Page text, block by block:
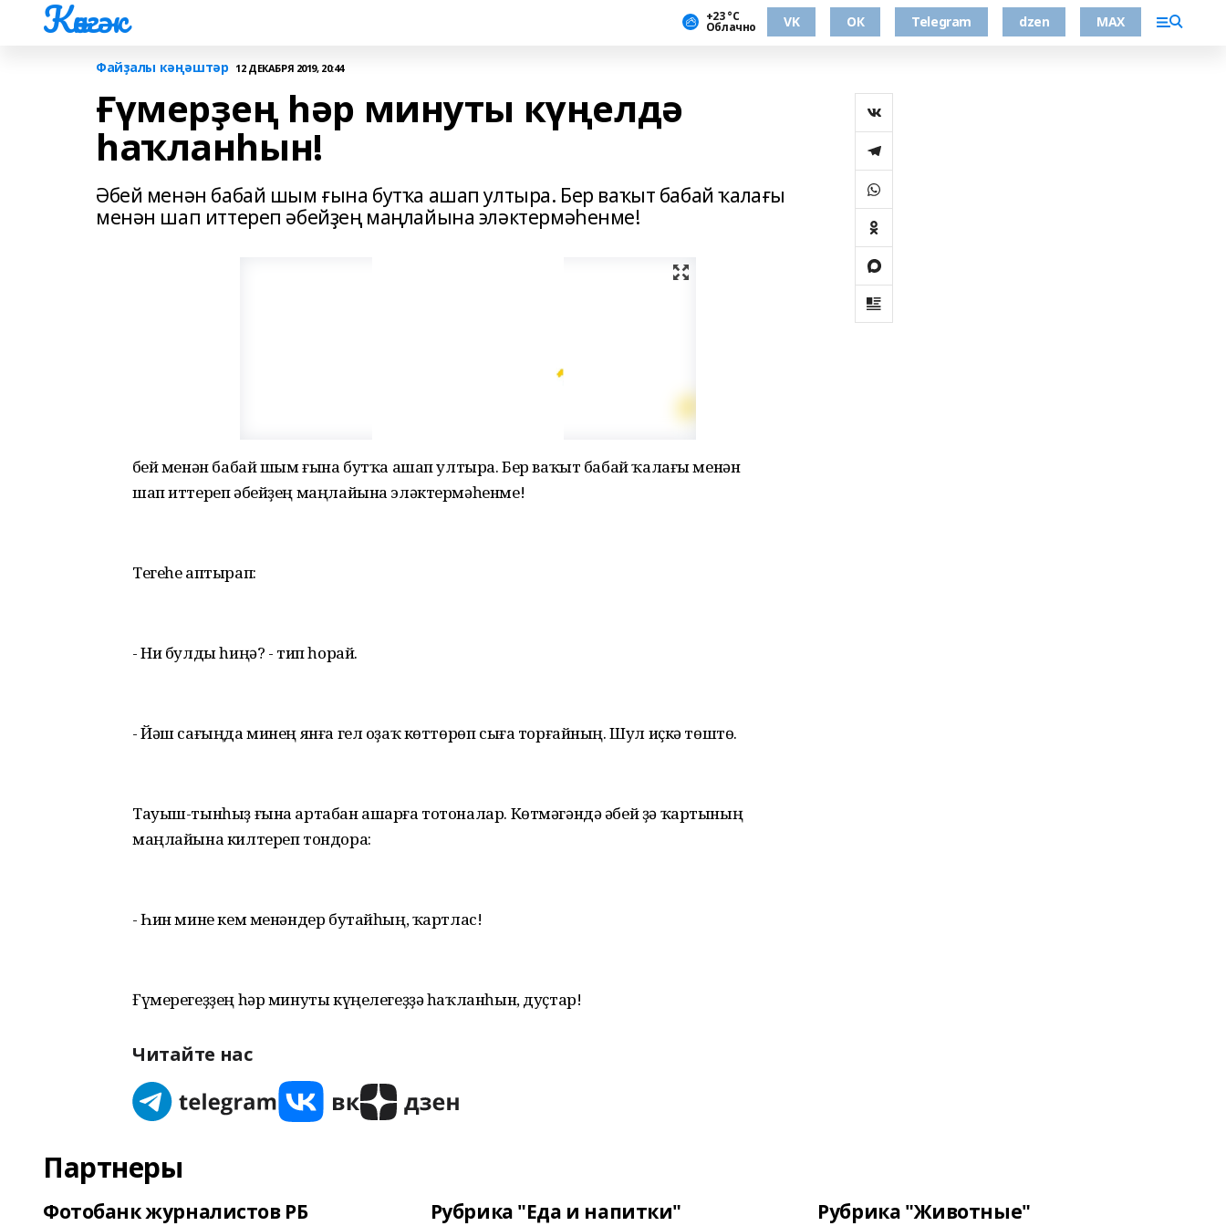
Көнгәк +23 °С
Облачно VK ОК Telegram dzen MAX
Файҙалы кәңәштәр 12 ДЕКАБРЯ 2019, 20:44
Ғүмерҙең һәр минуты күңелдә
һаҡланһын!
Әбей менән бабай шым ғына бутҡа ашап ултыра. Бер ваҡыт бабай ҡалағы
менән шап иттереп әбейҙең маңлайына эләктермәһенме!
Әбей менән бабай шым ғына бутҡа ашап ултыра. Бер ваҡыт бабай ҡалағы менән
шап иттереп әбейҙең маңлайына эләктермәһенме!
Тегеһе аптырап:
- Ни булды һиңә? - тип һорай.
- Йәш сағыңда минең янға гел оҙаҡ көттөрөп сыға торғайның. Шул иҫкә төштө.
Тауыш-тынһыҙ ғына артабан ашарға тотоналар. Көтмәгәндә әбей ҙә ҡартының
маңлайына килтереп тондора:
- Һин мине кем менәндер бутайһың, ҡартлас!
Ғүмерегеҙҙең һәр минуты күңелегеҙҙә һаҡланһын, дуҫтар!
Читайте нас
Партнеры
Фотобанк журналистов РБ Рубрика "Еда и напитки" Рубрика "Животные"